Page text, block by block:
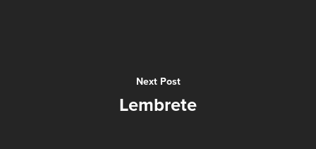
Next Post
Lembrete